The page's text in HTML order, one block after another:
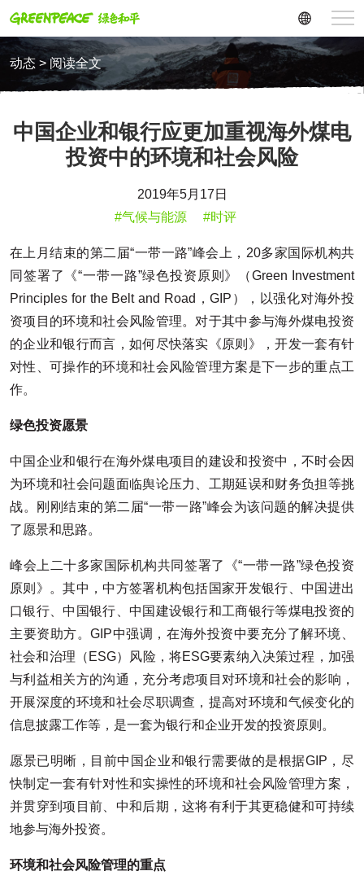
动态 > 阅读全文
中国企业和银行应更加重视海外煤电
投资中的环境和社会风险
2019年5月17日
#气候与能源
#时评
在上月结束的第二届“一带一路”峰会上，20多家国际机构共
同签署了《“一带一路”绿色投资原则》（Green Investment
Principles for the Belt and Road，GIP），以强化对海外投
资项目的环境和社会风险管理。对于其中参与海外煤电投资
的企业和银行而言，如何尽快落实《原则》，开发一套有针
对性、可操作的环境和社会风险管理方案是下一步的重点工
作。
绿色投资愿景
中国企业和银行在海外煤电项目的建设和投资中，不时会因
为环境和社会问题面临舆论压力、工期延误和财务负担等挑
战。刚刚结束的第二届“一带一路”峰会为该问题的解决提供
了愿景和思路。
峰会上二十多家国际机构共同签署了《“一带一路”绿色投资
原则》。其中，中方签署机构包括国家开发银行、中国进出
口银行、中国银行、中国建设银行和工商银行等煤电投资的
主要资助方。GIP中强调，在海外投资中要充分了解环境、
社会和治理（ESG）风险，将ESG要素纳入决策过程，加强
与利益相关方的沟通，充分考虑项目对环境和社会的影响，
开展深度的环境和社会尽职调查，提高对环境和气候变化的
信息披露工作等，是一套为银行和企业开发的投资原则。
愿景已明晰，目前中国企业和银行需要做的是根据GIP，尽
快制定一套有针对性和实操性的环境和社会风险管理方案，
并贯穿到项目前、中和后期，这将有利于其更稳健和可持续
地参与海外投资。
环境和社会风险管理的重点